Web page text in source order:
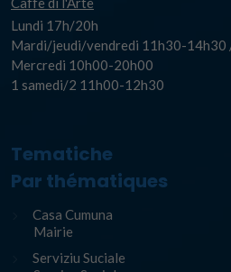
Lundi 17h/20h
Mardi/jeudi/vendredi 11h30-14h30
Mercredi 10h00-20h00
1 samedi/2 11h00-12h30
Tematiche
Par thématiques
Casa Cumuna
Mairie
Serviziu Suciale